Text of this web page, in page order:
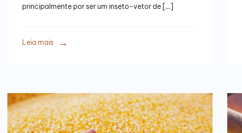
principalmente por ser um inseto-vetor de […]
Leia mais